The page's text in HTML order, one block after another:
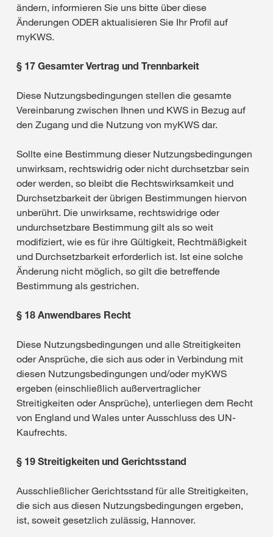
ändern, informieren Sie uns bitte über diese
Änderungen ODER aktualisieren Sie Ihr Profil auf
myKWS.
§ 17 Gesamter Vertrag und Trennbarkeit
Diese Nutzungsbedingungen stellen die gesamte
Vereinbarung zwischen Ihnen und KWS in Bezug auf
den Zugang und die Nutzung von myKWS dar.
Sollte eine Bestimmung dieser Nutzungsbedingungen
unwirksam, rechtswidrig oder nicht durchsetzbar sein
oder werden, so bleibt die Rechtswirksamkeit und
Durchsetzbarkeit der übrigen Bestimmungen hiervon
unberührt. Die unwirksame, rechtswidrige oder
undurchsetzbare Bestimmung gilt als so weit
modifiziert, wie es für ihre Gültigkeit, Rechtmäßigkeit
und Durchsetzbarkeit erforderlich ist. Ist eine solche
Änderung nicht möglich, so gilt die betreffende
Bestimmung als gestrichen.
§ 18 Anwendbares Recht
Diese Nutzungsbedingungen und alle Streitigkeiten
oder Ansprüche, die sich aus oder in Verbindung mit
diesen Nutzungsbedingungen und/oder myKWS
ergeben (einschließlich außervertraglicher
Streitigkeiten oder Ansprüche), unterliegen dem Recht
von England und Wales unter Ausschluss des UN-
Kaufrechts.
§ 19 Streitigkeiten und Gerichtsstand
Ausschließlicher Gerichtsstand für alle Streitigkeiten,
die sich aus diesen Nutzungsbedingungen ergeben,
ist, soweit gesetzlich zulässig, Hannover.